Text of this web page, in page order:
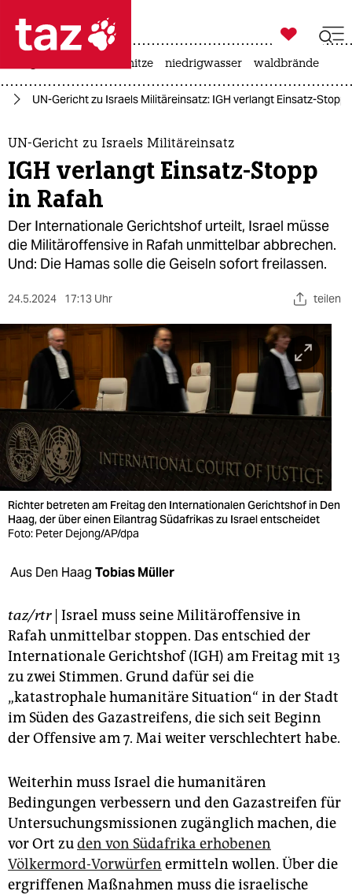
 taz zahl ich
taz zahl ich
themen
politik
öko
gesellschaft
sport
berlin
nord
wahrheit
verlag
verlag
veranstaltungen
unterstützen
abo
genossenschaft
epaper login

taz zahl ich
hitze niedrigwasser waldbrände
UN-Gericht zu Israels Militäreinsatz: IGH verlangt Einsatz-Stopp
UN-Gericht zu Israels Militäreinsatz
IGH verlangt Einsatz-Stopp
in Rafah
Der Internationale Gerichtshof urteilt, Israel müsse
die Militäroffensive in Rafah unmittelbar abbrechen.
Und: Die Hamas solle die Geiseln sofort freilassen.
24.5.2024 17:13 Uhr teilen
Richter betreten am Freitag den Internationalen Gerichtshof in Den
Haag, der über einen Eilantrag Südafrikas zu Israel entscheidet
Foto: Peter Dejong/AP/dpa
Aus Den Haag Tobias Müller
taz/rtr| Israel muss seine Militäroffensive in
Rafah unmittelbar stoppen. Das entschied der
Internationale Gerichtshof (IGH) am Freitag mit 13
zu zwei Stimmen. Grund dafür sei die
„katastrophale humanitäre Situation“ in der Stadt
im Süden des Gazastreifens, die sich seit Beginn
der Offensive am 7. Mai weiter verschlechtert habe.
Weiterhin muss Israel die humanitären
Bedingungen verbessern und den Gazastreifen für
Untersuchungsmissionen zugänglich machen, die
vor Ort zuden von Südafrika erhobenen
Völkermord-Vorwürfen ermitteln wollen. Über die
ergriffenen Maßnahmen muss die israelische